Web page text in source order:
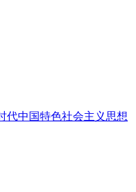
代中国特色社会主义思想